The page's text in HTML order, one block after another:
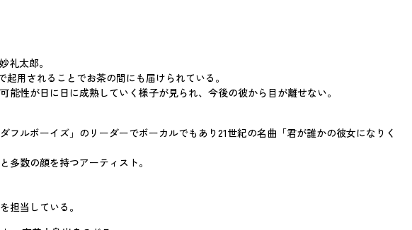
礼太郎。
用されることでお茶の間にも届けられている。
性が日に日に成熟していく様子が見られ、今後の彼から目が離せない。
ルボーイズ」のリーダーでボーカルでもあり21世紀の名曲「君が誰かの彼女になりく
数の顔を持つアーティスト。
担当している。